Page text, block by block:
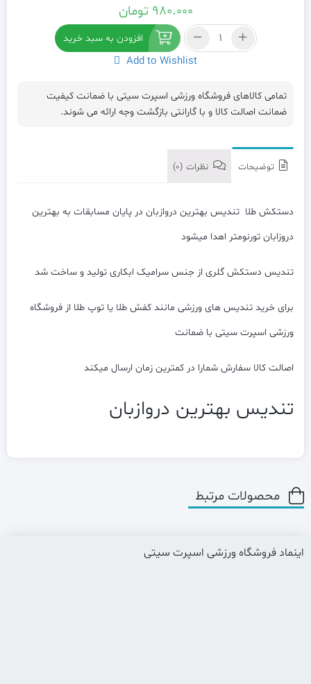
۹۸۰.۰۰۰ تومان
تندیس
افزودن به سبد خرید
Add to Wishlist
تمامی کالاهای فروشگاه ورزشی اسپرت سیتی با ضمانت کیفیت
ضمانت اصالت کالا و با گارانتی بازگشت وجه ارائه می شوند.
توضیحات نظرات (0)
دستکش طلا تندیس بهترین دروازبان در پایان مسابقات به بهترین
دروزابان تورنومتر اهدا میشود
تندیس دستکش گلری از جنس سرامیک ابکاری تولید و ساخت شد
برای خرید تندیس های ورزشی مانند کفش طلا یا توپ طلا از فروشگاه
ورزشی اسپرت سیتی با ضمانت
اصالت کالا سفارش شمارا در کمترین زمان ارسال میکند
تندیس بهترین دروازبان
محصولات مرتبط
اینماد فروشگاه ورزشی اسپرت سیتی